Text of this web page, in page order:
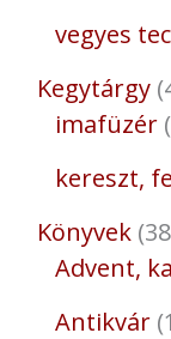
vegyes
Kegytárgy
imafüzér
kereszt,
Könyvek
Advent,
Antikvár